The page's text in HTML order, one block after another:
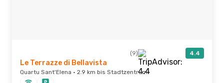
(9) 4.4
Le Terrazze di Bellavista
Quartu Sant'Elena · 2.9 km bis Stadtzentrum